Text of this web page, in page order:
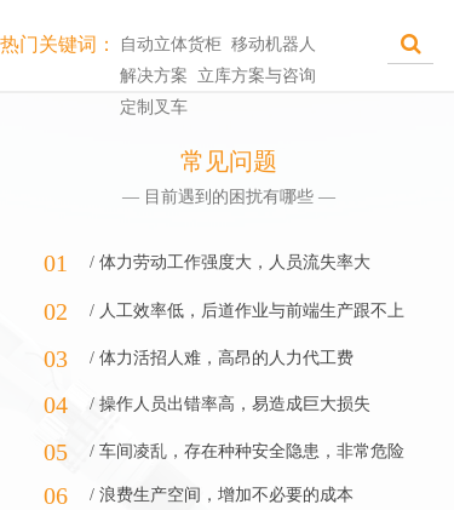
热门关键词：
自动立体货柜  移动机器人
解决方案  立库方案与咨询
定制叉车
常见问题
— 目前遇到的困扰有哪些 —
01 / 体力劳动工作强度大，人员流失率大
02 / 人工效率低，后道作业与前端生产跟不上
03 / 体力活招人难，高昂的人力代工费
04 / 操作人员出错率高，易造成巨大损失
05 / 车间凌乱，存在种种安全隐患，非常危险
06 / 浪费生产空间，增加不必要的成本